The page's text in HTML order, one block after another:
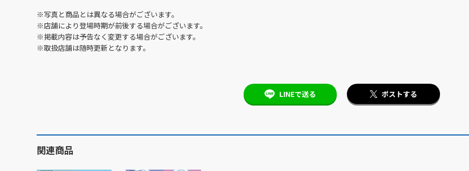
※写真と商品とは異なる場合がございます。
※店舗により登場時期が前後する場合がございます。
※掲載内容は予告なく変更する場合がございます。
※取扱店舗は随時更新となります。
LINEで送る ポストする
関連商品